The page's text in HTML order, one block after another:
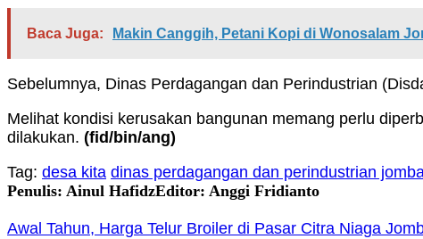
Baca Juga: Makin Canggih, Petani Kopi di Wonosalam
Sebelumnya, Dinas Perdagangan dan Perindustrian
Melihat kondisi kerusakan bangunan memang perlu
dilakukan. (fid/bin/ang)
Tag: desa kita dinas perdagangan dan perindustrian
Penulis: Ainul HafidzEditor: Anggi Fridianto
Awal Tahun, Harga Telur Broiler di Pasar Citra Niaga